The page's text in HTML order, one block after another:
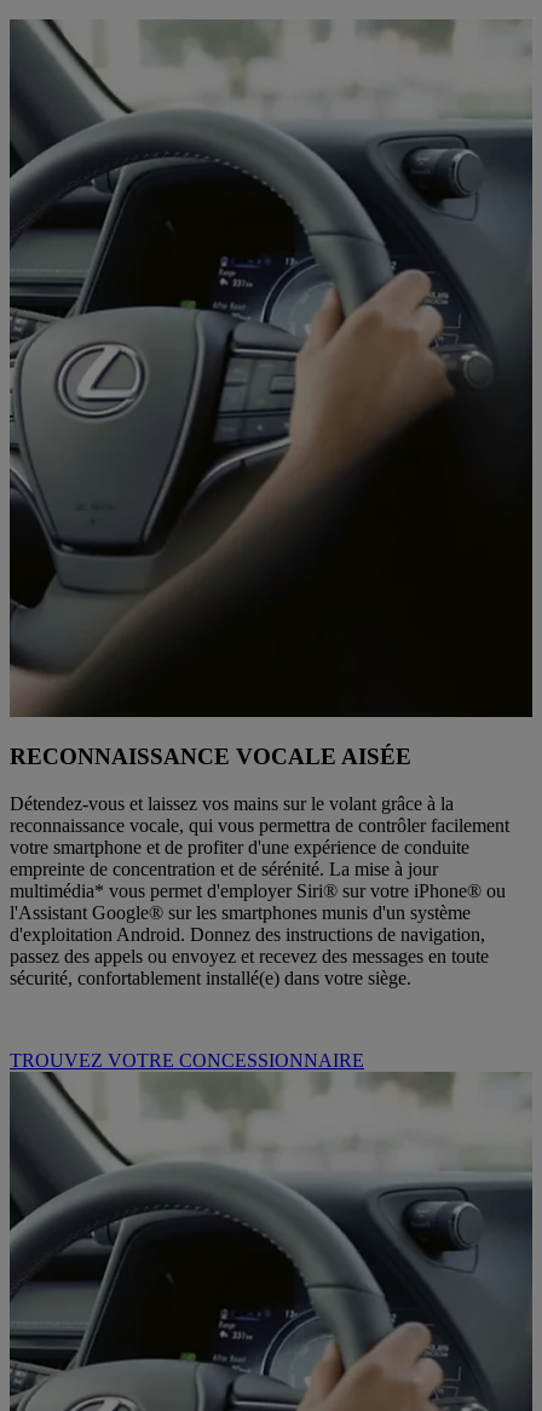
RECONNAISSANCE VOCALE AISÉE
Détendez-vous et laissez vos mains sur le volant grâce à la
reconnaissance vocale, qui vous permettra de contrôler facilement
votre smartphone et de profiter d'une expérience de conduite
empreinte de concentration et de sérénité. La mise à jour
multimédia* vous permet d'employer Siri® sur votre iPhone® ou
l'Assistant Google® sur les smartphones munis d'un système
d'exploitation Android. Donnez des instructions de navigation,
passez des appels ou envoyez et recevez des messages en toute
sécurité, confortablement installé(e) dans votre siège.
TROUVEZ VOTRE CONCESSIONNAIRE